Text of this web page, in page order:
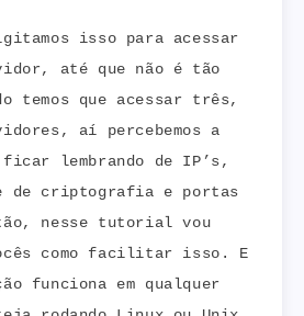
isso para acessar
até que não é tão
temos que acessar três,
aí percebemos a
ficar lembrando de IP’s,
de criptografia e portas
nesse tutorial vou
como facilitar isso. E
funciona em qualquer